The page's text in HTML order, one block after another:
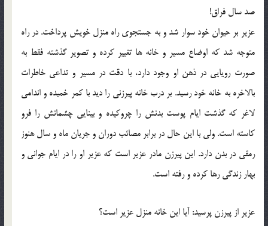
صد سال فراق!
عزیر بر حیوان خود سوار شد و به جستجوی راه منزل خویش پرداخت. در راه
متوجه شد كه اوضاع مسیر و خانه ها تغییر كرده و تصویر گذشته فقط به
صورت رویایی در ذهن او وجود دارد، با دقت در مسیر و تداعی خاطرات
بالاخره به خانه خود رسید. بر درب خانه پیرزنی را دید با كمر خمیده و اندامی
لاغر كه گذشت ایام پوست بدنش را چروكیده و بینایی چشمانش را فرو
كاسته است. ولی با این حال در برابر مصائب دوران و جریان ماه و سال هنوز
رمقی در بدن دارد. این پیرزن مادر عزیر است كه عزیر او را در ایام جوانی و
بهار زندگی رها كرده و رفته است.
عزیر از پیرزن پرسید: آیا این خانه منزل عزیر است؟